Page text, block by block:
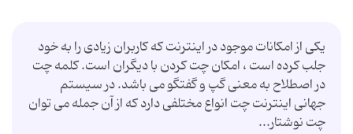
یكی از امكانات موجود در اینترنت كه كاربران زیادی را به خود
جلب كرده است ، امكان چت كردن با دیگران است. كلمه چت
در اصطلاح به معنی گپ و گفتگو می باشد. در سیستم
جهانی اینترنت چت انواع مختلفی دارد كه از آن جمله می توان
چت نوشتار...